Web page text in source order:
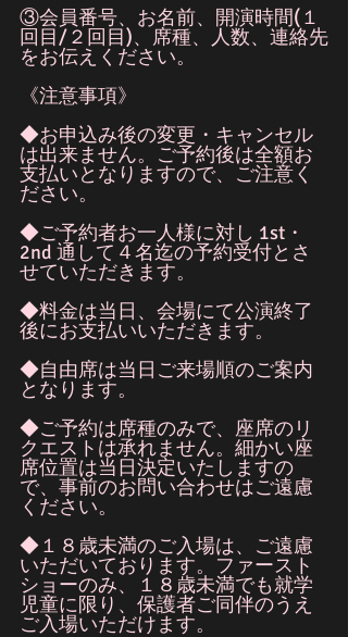
③会員番号、お名前、開演時間(１
回目/２回目)、席種、人数、連絡先
をお伝えください。
《注意事項》
◆お申込み後の変更・キャンセル
は出来ません。ご予約後は全額お
支払いとなりますので、ご注意く
ださい。
◆ご予約者お一人様に対し 1st・
2nd 通して４名迄の予約受付とさ
せていただきます。
◆料金は当日、会場にて公演終了
後にお支払いいただきます。
◆自由席は当日ご来場順のご案内
となります。
◆ご予約は席種のみで、座席のリ
クエストは承れません。細かい座
席位置は当日決定いたしますの
で、事前のお問い合わせはご遠慮
ください。
◆１８歳未満のご入場は、ご遠慮
いただいております。ファースト
ショーのみ、１８歳未満でも就学
児童に限り、保護者ご同伴のうえ
ご入場いただけます。